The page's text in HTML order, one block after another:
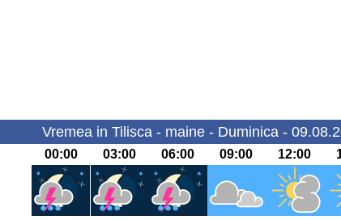
Vremea in Tilisca - maine - Duminica -
00:00 03:00 06:00 09:00 12:00